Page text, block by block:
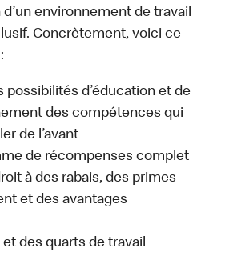
d’un environnement de travail
Concrètement, voici ce
possibilités d’éducation et de
des compétences qui
de l’avant
de récompenses complet
à des rabais, des primes
et des avantages
des quarts de travail